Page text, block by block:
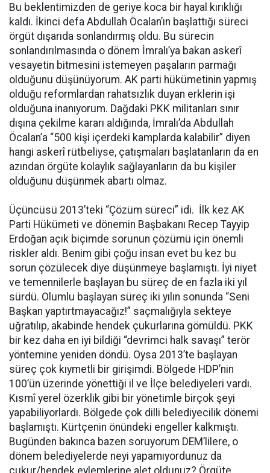
Bu beklentimizden de geriye koca bir hayal kırıklığı
kaldı. İkinci defa Abdullah Öcalan’ın başlattığı süreci
örgüt dışarıda sonlandırmış oldu. Bu sürecin
sonlandırılmasında o dönem İmralı’ya bakan askerî
vesayetin bitmesini istemeyen paşaların parmağı
olduğunu düşünüyorum. AK parti hükümetinin yapmış
olduğu reformlardan rahatsızlık duyan erklerin işi
olduğuna inanıyorum. Dağdaki PKK militanları sınır
dışına çekilme kararı aldığında, İmralı’da Abdullah
Öcalan’a “500 kişi içerdeki kamplarda kalabilir” diyen
hangi askerî rütbeliyse, çatışmaları başlatanların da en
azından örgüte kolaylık sağlayanların da bu kişiler
olduğunu düşünmek abartı olmaz.
Üçüncüsü 2013’teki “Çözüm süreci” idi. İlk kez AK
Parti Hükümeti ve dönemin Başbakanı Recep Tayyip
Erdoğan açık biçimde sorunun çözümü için önemli
riskler aldı. Benim gibi çoğu insan evet bu kez bu
sorun çözülecek diye düşünmeye başlamıştı. İyi niyet
ve temennilerle başlayan bu süreç de en fazla iki yıl
sürdü. Olumlu başlayan süreç iki yılın sonunda “Seni
Başkan yaptırtmayacağız!” saçmalığıyla sekteye
uğratılıp, akabinde hendek çukurlarına gömüldü. PKK
bir kez daha en iyi bildiği “devrimci halk savaşı” terör
yöntemine yeniden döndü. Oysa 2013’te başlayan
süreç çok kıymetli bir girişimdi. Bölgede HDP’nin
100’ün üzerinde yönettiği il ve İlçe belediyeleri vardı.
Kısmî yerel özerklik gibi bir yönetimle birçok şeyi
yapabiliyorlardı. Bölgede çok dilli belediyecilik dönemi
başlamıştı. Kürtçenin önündeki engeller kalkmıştı.
Bugünden bakınca bazen soruyorum DEM’lilere, o
dönem belediyelerde neyi yapamıyordunuz da